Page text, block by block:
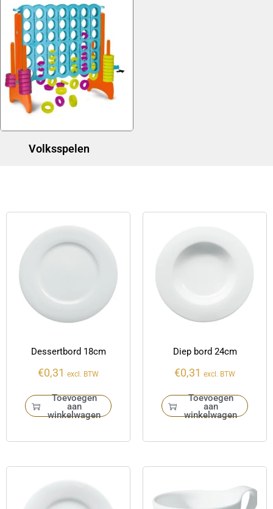
Volksspelen
Dessertbord 18cm
€0,31 excl. BTW
Toevoegen
aan
winkelwagen
Diep bord 24cm
€0,31 excl. BTW
Toevoegen
aan
winkelwagen